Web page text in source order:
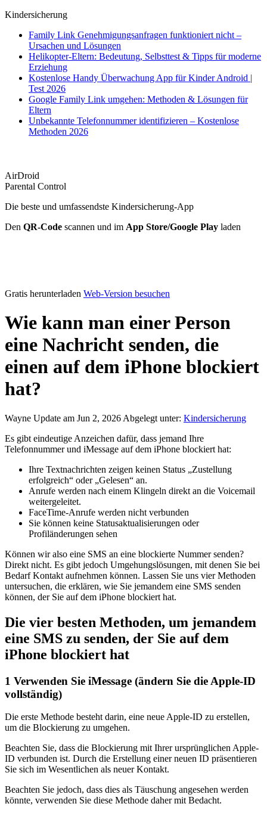
Kindersicherung
Family Link Genehmigungsanfragen funktioniert nicht –
Ursachen und Lösungen
Helikopter-Eltern: Bedeutung, Selbsttest & Tipps für moderne
Erziehung
Kostenlose Handy Überwachung App für Kinder Android |
Test 2026
Google Family Link umgehen: Methoden & Lösungen für
Eltern
Unbekannte Telefonnummer identifizieren – Kostenlose
Methoden 2026
AirDroid
Parental Control
Die beste und umfassendste Kindersicherung-App
Den QR-Code scannen und im App Store/Google Play laden
Gratis herunterladen Web-Version besuchen
Wie kann man einer Person
eine Nachricht senden, die
einen auf dem iPhone blockiert
hat?
Wayne Update am Jun 2, 2026 Abgelegt unter: Kindersicherung
Es gibt eindeutige Anzeichen dafür, dass jemand Ihre
Telefonnummer und iMessage auf dem iPhone blockiert hat:
Ihre Textnachrichten zeigen keinen Status „Zustellung
erfolgreich“ oder „Gelesen“ an.
Anrufe werden nach einem Klingeln direkt an die Voicemail
weitergeleitet.
FaceTime-Anrufe werden nicht verbunden
Sie können keine Statusaktualisierungen oder
Profiländerungen sehen
Können wir also eine SMS an eine blockierte Nummer senden?
Direkt nicht. Es gibt jedoch Umgehungslösungen, mit denen Sie bei
Bedarf Kontakt aufnehmen können. Lassen Sie uns vier Methoden
untersuchen, die erklären, wie Sie jemandem eine SMS senden
können, der Sie auf dem iPhone blockiert hat.
Die vier besten Methoden, um jemandem
eine SMS zu senden, der Sie auf dem
iPhone blockiert hat
1 Verwenden Sie iMessage (ändern Sie die Apple-ID
vollständig)
Die erste Methode besteht darin, eine neue Apple-ID zu erstellen,
um die Blockierung zu umgehen.
Beachten Sie, dass die Blockierung mit Ihrer ursprünglichen Apple-
ID verbunden ist. Durch die Erstellung einer neuen ID präsentieren
Sie sich im Wesentlichen als neuer Kontakt.
Beachten Sie jedoch, dass dies als Täuschung angesehen werden
könnte, verwenden Sie diese Methode daher mit Bedacht.